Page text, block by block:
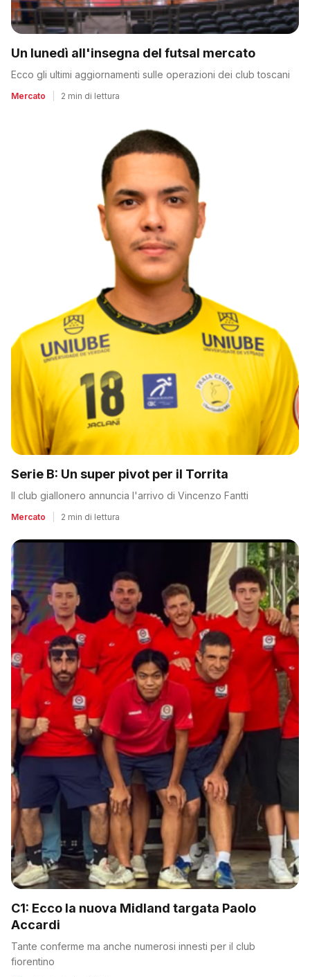
Un lunedì all'insegna del futsal mercato
Ecco gli ultimi aggiornamenti sulle operazioni dei club toscani
Mercato 2 min di lettura
Serie B: Un super pivot per il Torrita
Il club giallonero annuncia l'arrivo di Vincenzo Fantti
Mercato 2 min di lettura
C1: Ecco la nuova Midland targata Paolo
Accardi
Tante conferme ma anche numerosi innesti per il club
fiorentino